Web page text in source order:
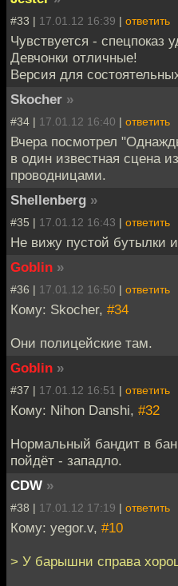
#33 | 17.01.12 16:39 | ответить
Чувствуется - спецпоказ
Девчонки отличные!
Версия для
Skocher »
#34 | 17.01.12 16:40 | ответить
Вчера посмотрел
в один известная сцена
проводницами.
Shellenberg »
#35 | 17.01.12 16:43 | ответить
Не вижу пустой бутылки
Goblin »
#36 | 17.01.12 16:50 | ответить
Кому: Skocher, #34
Они полицейские там.
Goblin »
#37 | 17.01.12 16:51 | ответить
Кому: Nihon Danshi, #32
Нормальный бандит в
пойдёт - западло.
CDW »
#38 | 17.01.12 17:19 | ответить
Кому: yegor.v, #10
> У барышни справа